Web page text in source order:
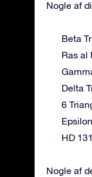
Nogle af
Beta
Ras al
Delta
6
HD
Nogle af